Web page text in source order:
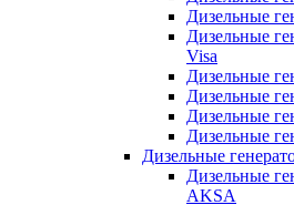
Дизельные
Дизельные
Visa
Дизельные
Дизельные
Дизельные
Дизельные
Дизельные
Дизельные
AKSA